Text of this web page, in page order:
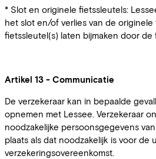
* Slot en originele fietssleutels:
het slot en/of verlies van de
fietssleutel(s) laten bijmaken door de
Artikel 13 - Communicatie
De verzekeraar kan in bepaalde
opnemen met Lessee. Verzekeraar
noodzakelijke persoonsgegevens
plaats als dat noodzakelijk is voor de
verzekeringsovereenkomst.